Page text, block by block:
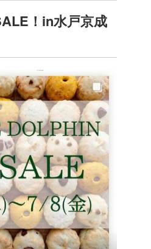
！in水戸京成